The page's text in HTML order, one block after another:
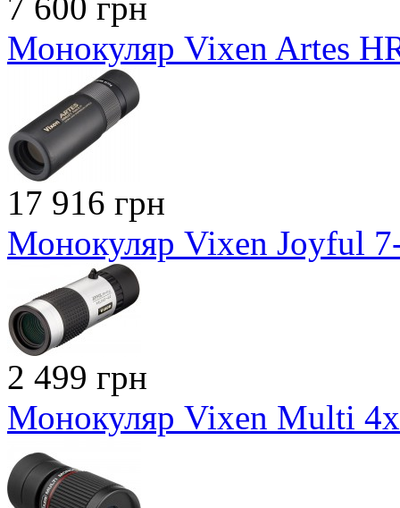
Монокуляр Vixen Artes
17 916 грн
Монокуляр Vixen Joyful
2 499 грн
Монокуляр Vixen Multi